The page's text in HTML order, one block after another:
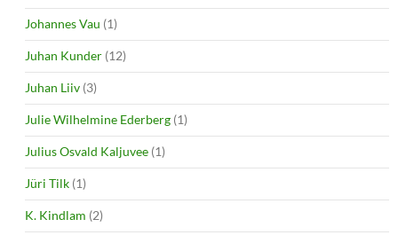
Johannes Vau (1)
Juhan Kunder (12)
Juhan Liiv (3)
Julie Wilhelmine Ederberg (1)
Julius Osvald Kaljuvee (1)
Jüri Tilk (1)
K. Kindlam (2)